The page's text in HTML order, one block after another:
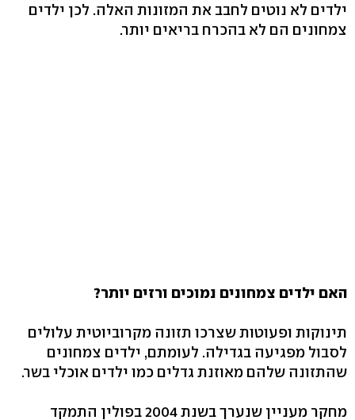
ילדים לא נוטים לחבב את המזונות האלה. לכן ילדים
צמחונים הם לא בהכרח בריאים יותר.
האם ילדים צמחונים נמוכים ורזים יותר?
תינוקות ופעוטות שצרכו תזונה מקרוביוטית עלולים
לסבול מפגיעה בגדילה. לעומתם, ילדים צמחונים
שהתזונה שלהם מאוזנת גדלים כמו ילדים אוכלי בשר.
מחקר מעניין שנערך בשנת 2004 בפולין התמקד